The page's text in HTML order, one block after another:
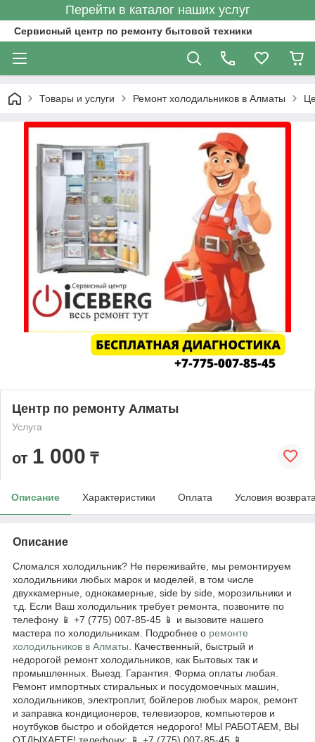
Перейти в каталог наших услуг
Сервисный центр по ремонту бытовой техники
Товары и услуги Ремонт холодильников в Алматы
Центр по ремонту Алматы
Услуга
от 1 000 ₸
Описание Характеристики Оплата Условия
Описание
Сломался холодильник? Не переживайте, мы ремонтируем
холодильники любых марок и моделей, в том числе
двухкамерные, однокамерные, side by side, морозильники и
т.д. Если Ваш холодильник требует ремонта, позвоните по
телефону 📱 +7 (775) 007-85-45 📱 и вызовите нашего
мастера по холодильникам. Подробнее о ремонте
холодильников в Алматы . Качественный, быстрый и
недорогой ремонт холодильников, как Бытовых так и
промышленных. Выезд. Гарантия. Форма оплаты любая.
Ремонт импортных стиральных и посудомоечных машин,
холодильников, электроплит, бойлеров любых марок, ремонт
и заправка кондиционеров, телевизоров, компьютеров и
ноутбуков быстро и обойдется недорого! МЫ РАБОТАЕМ, ВЫ
ОТДЫХАЕТЕ! телефону: 📱 +7 (775) 007-85-45 📱